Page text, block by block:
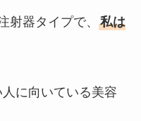
射器タイプで、 私は
に向いている美容